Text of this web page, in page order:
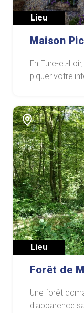
Lieu
Maison
En Eure-et-
piquer votre
Lieu
Forêt de
Une forêt
d'apparence